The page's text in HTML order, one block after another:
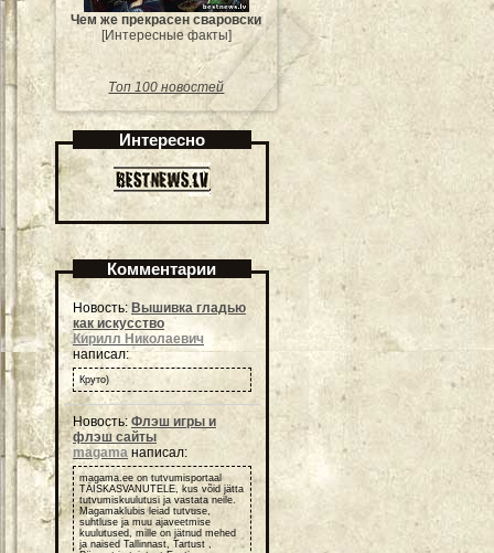
Чем же прекрасен сваровски
[Интересные факты]
Топ 100 новостей
Интересно
Комментарии
Новость: Вышивка гладью
как искусство
Кирилл Николаевич
написал:
Круто)
Новость: Флэш игры и
флэш сайты
magama написал:
magama.ee on tutvumisportaal
TÄISKASVANUTELE, kus võid jätta
tutvumiskuulutusi ja vastata neile.
Magamaklubis leiad tutvuse,
suhtluse ja muu ajaveetmise
kuulutused, mille on jätnud mehed
ja naised Tallinnast, Tartust ,